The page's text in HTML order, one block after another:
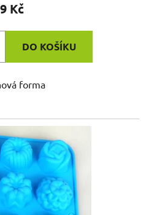
Kč
DO KOŠÍKU
forma